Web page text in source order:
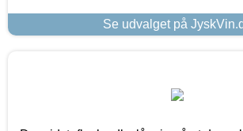
Se udvalget på